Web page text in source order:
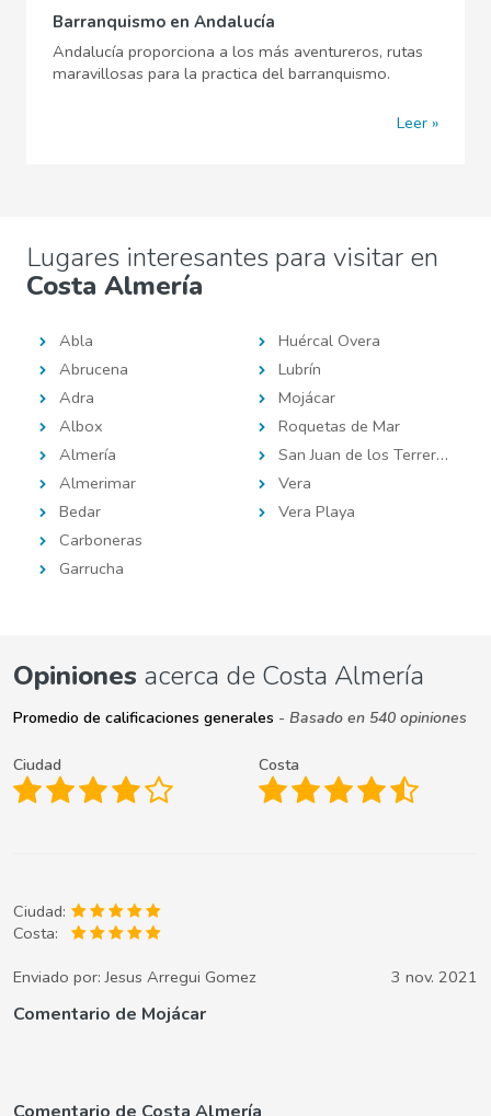
Barranquismo en Andalucía
Andalucía proporciona a los más aventureros, rutas
maravillosas para la practica del barranquismo.
Leer
Lugares interesantes para visitar en
Costa Almería
Abla
Abrucena
Adra
Albox
Almería
Almerimar
Bedar
Carboneras
Garrucha
Huércal Overa
Lubrín
Mojácar
Roquetas de Mar
San Juan de los Terreros
Vera
Vera Playa
Opiniones acerca de Costa Almería
Promedio de calificaciones generales - Basado en 540 opiniones
Ciudad Costa
Ciudad:
Costa:
Enviado por:Jesus Arregui Gomez 3 nov. 2021
Comentario de Mojácar
Comentario de Costa Almería